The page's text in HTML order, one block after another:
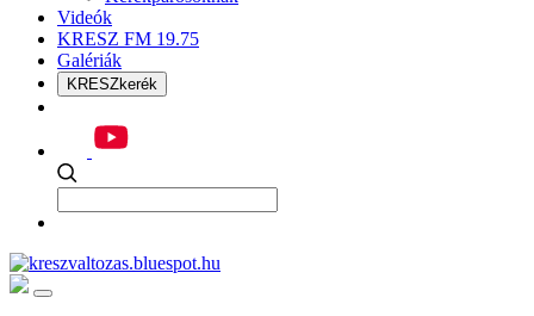
Videók
KRESZ FM 19.75
Galériák
KRESZkerék